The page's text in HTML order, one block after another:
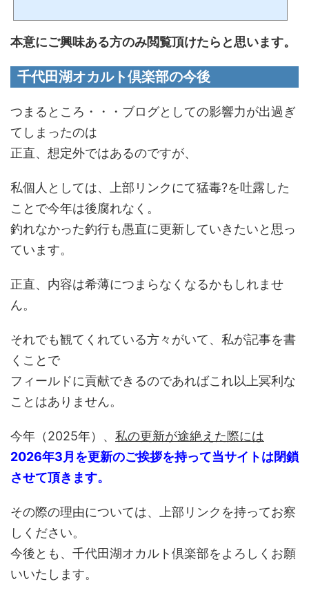
だ。」と、バス釣りが好きなこれからの若者にもリアルな所を知...
本意にご興味ある方のみ閲覧頂けたらと思います。
千代田湖オカルト倶楽部の今後
つまるところ・・・ブログとしての影響力が出過ぎ
てしまったのは
正直、想定外ではあるのですが、
私個人としては、上部リンクにて猛毒?を吐露した
ことで今年は後腐れなく。
釣れなかった釣行も愚直に更新していきたいと思っ
ています。
正直、内容は希薄につまらなくなるかもしれませ
ん。
それでも観てくれている方々がいて、私が記事を書
くことで
フィールドに貢献できるのであればこれ以上冥利な
ことはありません。
今年（2025年）、 私の更新が途絶えた際には
2026年3月を更新のご挨拶を持って当サイトは閉鎖
させて頂きます。
その際の理由については、上部リンクを持ってお察
しください。
今後とも、千代田湖オカルト倶楽部をよろしくお願
いいたします。